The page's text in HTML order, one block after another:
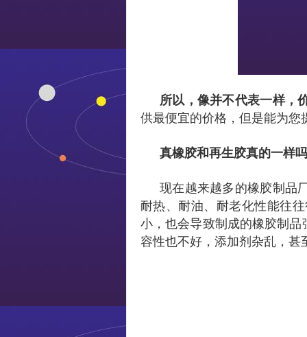
所以，像并不代表一样，
供最便宜的价格，但是能为您
真橡胶和再生胶真的一样
现在越来越多的橡胶制品
耐热、耐油、耐老化性能往
小，也会导致制成的橡胶制
容性也不好，添加剂杂乱，甚